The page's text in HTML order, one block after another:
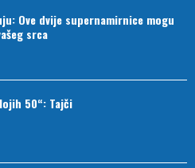
Ove dvije supernamirnice mogu
srca
50“: Tajči